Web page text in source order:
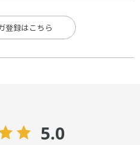
登録はこちら
5.0